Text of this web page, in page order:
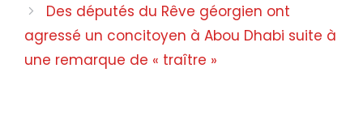
Des députés du Rêve géorgien ont
agressé un concitoyen à Abou Dhabi suite à
une remarque de « traître »